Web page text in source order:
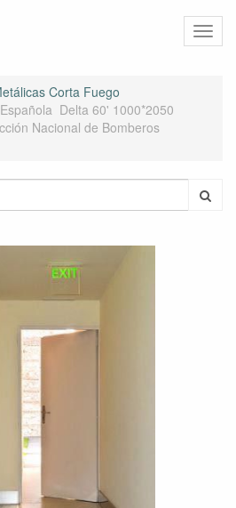
Corta Fuego
Delta 60' 1000*2050
Nacional de Bomberos